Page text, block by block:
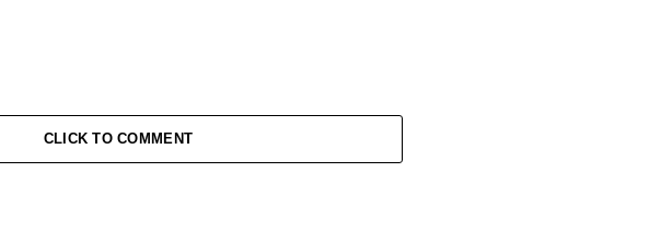
CLICK TO COMMENT